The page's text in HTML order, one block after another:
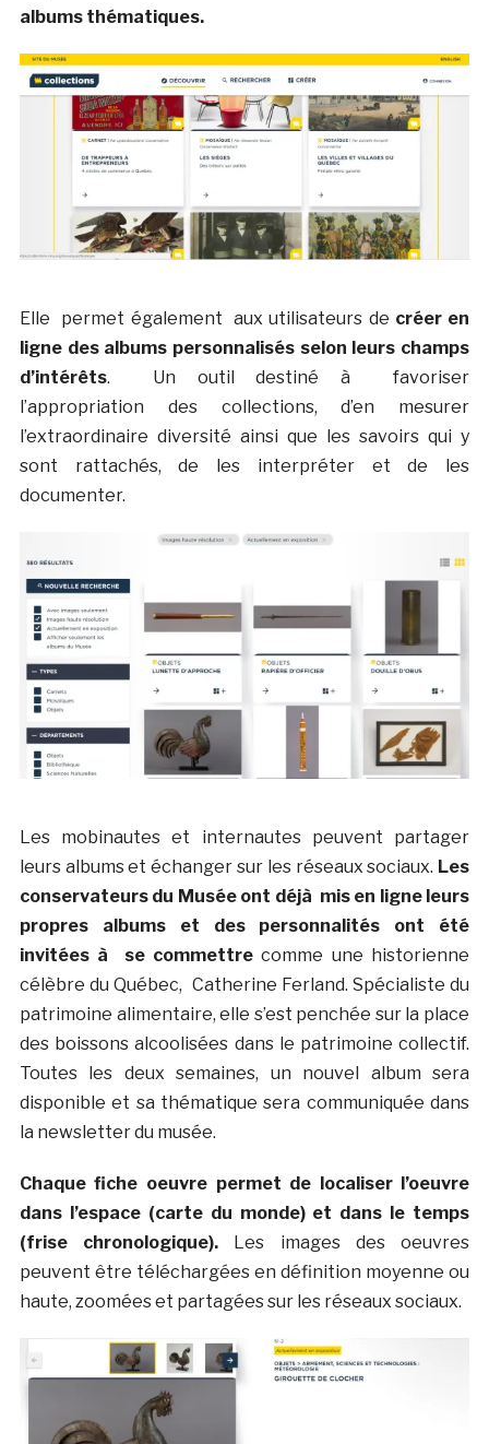
albums thématiques.
Elle permet également aux utilisateurs de créer en
ligne des albums personnalisés selon leurs champs
d’intérêts. Un outil destiné à favoriser
l’appropriation des collections, d’en mesurer
l’extraordinaire diversité ainsi que les savoirs qui y
sont rattachés, de les interpréter et de les
documenter.
Les mobinautes et internautes peuvent partager
leurs albums et échanger sur les réseaux sociaux. Les
conservateurs du Musée ont déjà mis en ligne leurs
propres albums et des personnalités ont été
invitées à se commettre comme une historienne
célèbre du Québec, Catherine Ferland. Spécialiste du
patrimoine alimentaire, elle s’est penchée sur la place
des boissons alcoolisées dans le patrimoine collectif.
Toutes les deux semaines, un nouvel album sera
disponible et sa thématique sera communiquée dans
la newsletter du musée.
Chaque fiche oeuvre permet de localiser l’oeuvre
dans l’espace (carte du monde) et dans le temps
(frise chronologique). Les images des oeuvres
peuvent être téléchargées en définition moyenne ou
haute, zoomées et partagées sur les réseaux sociaux.